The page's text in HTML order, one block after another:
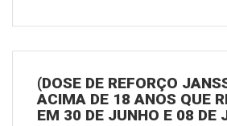
(DOSE DE REFORÇO
ACIMA DE 18 ANOS QUE
EM 30 DE JUNHO E 08 DE